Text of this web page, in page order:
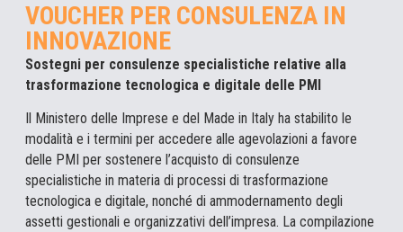
VOUCHER PER CONSULENZA IN
INNOVAZIONE
Sostegni per consulenze specialistiche relative alla
trasformazione tecnologica e digitale delle PMI
Il Ministero delle Imprese e del Made in Italy ha stabilito le
modalità e i termini per accedere alle agevolazioni a favore
delle PMI per sostenere l’acquisto di consulenze
specialistiche in materia di processi di trasformazione
tecnologica e digitale, nonché di ammodernamento degli
assetti gestionali e organizzativi dell’impresa. La compilazione